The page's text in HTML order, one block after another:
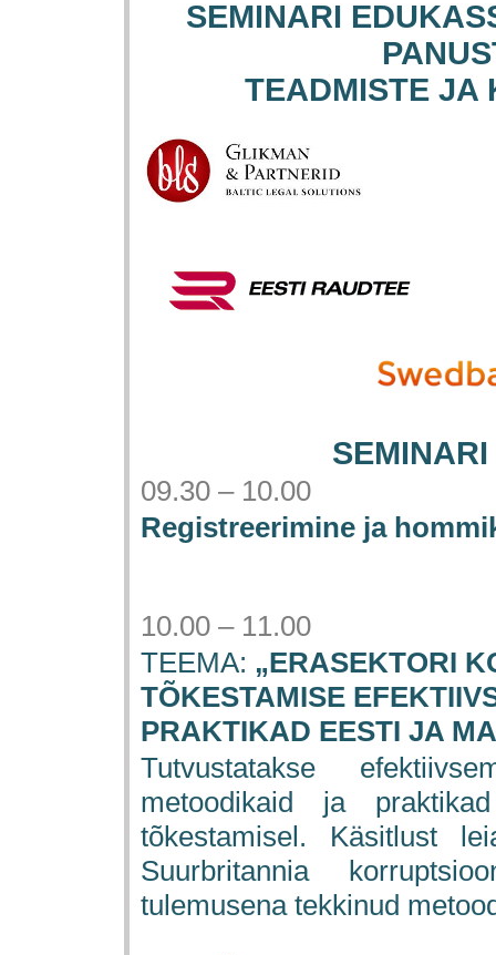
SEMINARI
TEADMISTE JA
09.30 – 10.00
Registreerimine ja
10.00 – 11.00
TEEMA: „ERASEKTORI
TÕKESTAMISE
PRAKTIKAD EESTI JA
Tutvustatakse
metoodikaid ja
tõkestamisel. Käsitlust
Suurbritannia
tulemusena tekkinud